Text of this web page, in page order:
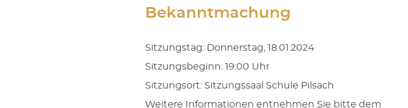
Bekanntmachung
Sitzungstag: Donnerstag, 18.01.2024
Sitzungsbeginn: 19:00 Uhr
Sitzungsort: Sitzungssaal Schule Pilsach
Weitere Informationen entnehmen Sie bitte dem